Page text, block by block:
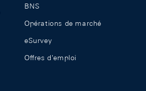
BNS
Opérations de marché
eSurvey
Offres d'emploi